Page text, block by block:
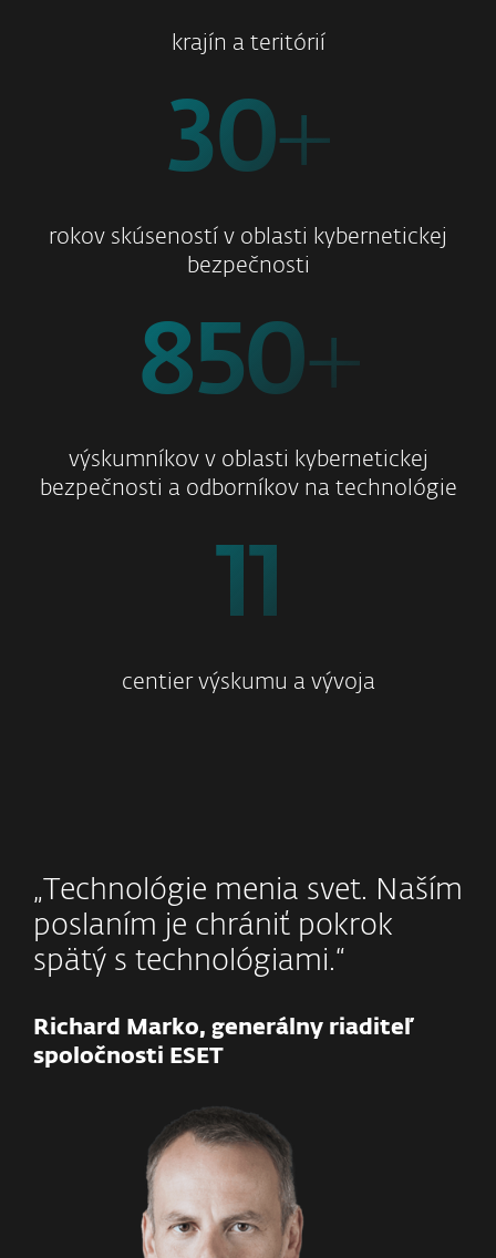
krajín a teritórií
30+
rokov skúseností v oblasti kybernetickej
bezpečnosti
850+
výskumníkov v oblasti kybernetickej
bezpečnosti a odborníkov na technológie
11
centier výskumu a vývoja
„Technológie menia svet. Naším
poslaním je chrániť pokrok
spätý s technológiami.“
Richard Marko, generálny riaditeľ
spoločnosti ESET